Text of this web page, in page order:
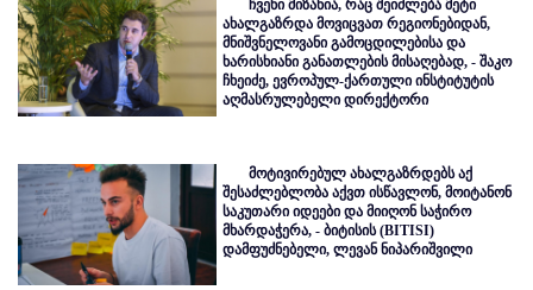
ჩვენი მიზანია, რაც შეიძლება მეტი
ახალგაზრდა მოვიცვათ რეგიონებიდან,
მნიშვნელოვანი გამოცდილებისა და
ხარისხიანი განათლების მისაღებად, - შაკო
ჩხეიძე, ევროპულ-ქართული ინსტიტუტის
აღმასრულებელი დირექტორი
მოტივირებულ ახალგაზრდებს აქ
შესაძლებლობა აქვთ ისწავლონ, მოიტანონ
საკუთარი იდეები და მიიღონ საჭირო
მხარდაჭერა, - ბიტისის (BITISI)
დამფუძნებელი, ლევან ნიპარიშვილი